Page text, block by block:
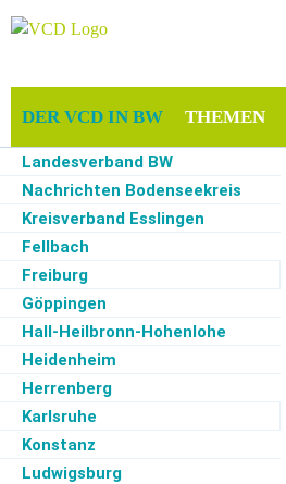
DER VCD IN BW
Landesverband BW
Nachrichten Bodenseekreis
Kreisverband Esslingen
Fellbach
Freiburg
Göppingen
Hall-Heilbronn-Hohenlohe
Heidenheim
Herrenberg
Karlsruhe
Konstanz
Ludwigsburg
THEMEN
Start·Der VCD in BW
Zur Zeit keine Termine